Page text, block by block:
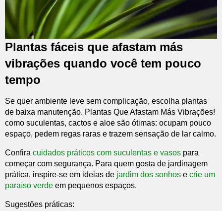
Plantas fáceis que afastam más
vibrações quando você tem pouco
tempo
Se quer ambiente leve sem complicação, escolha plantas
de baixa manutenção. Plantas Que Afastam Más Vibrações!
como suculentas, cactos e aloe são ótimas: ocupam pouco
espaço, pedem regas raras e trazem sensação de lar calmo.
Confira cuidados práticos com suculentas e vasos para
começar com segurança. Para quem gosta de jardinagem
prática, inspire-se em ideias de jardim dos sonhos e crie um
paraíso verde em pequenos espaços.
Sugestões práticas: